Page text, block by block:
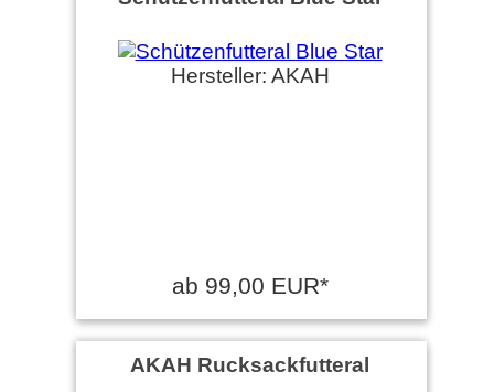
Hersteller: AKAH
ab 99,00 EUR*
AKAH Rucksackfutteral